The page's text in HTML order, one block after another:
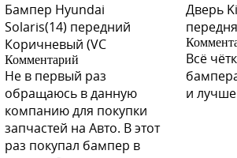
S02 - SERY ZAMOK (Серый Замок)
S02 - SERY ZAMOK (Серый Замок)
Бампер Hyundai
Solaris(14) передний
Коричневый (VC
Комментарий
Не в первый раз
обращаюсь в данную
компанию для покупки
запчастей на Авто. В этот
раз покупал бампер в
Дверь
Всё
и